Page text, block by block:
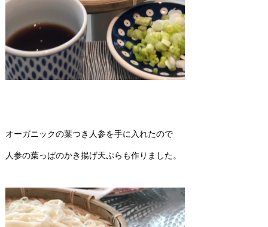
オーガニックの葉つき人参を手に入れたので
人参の葉っぱのかき揚げ天ぷらも作りました。